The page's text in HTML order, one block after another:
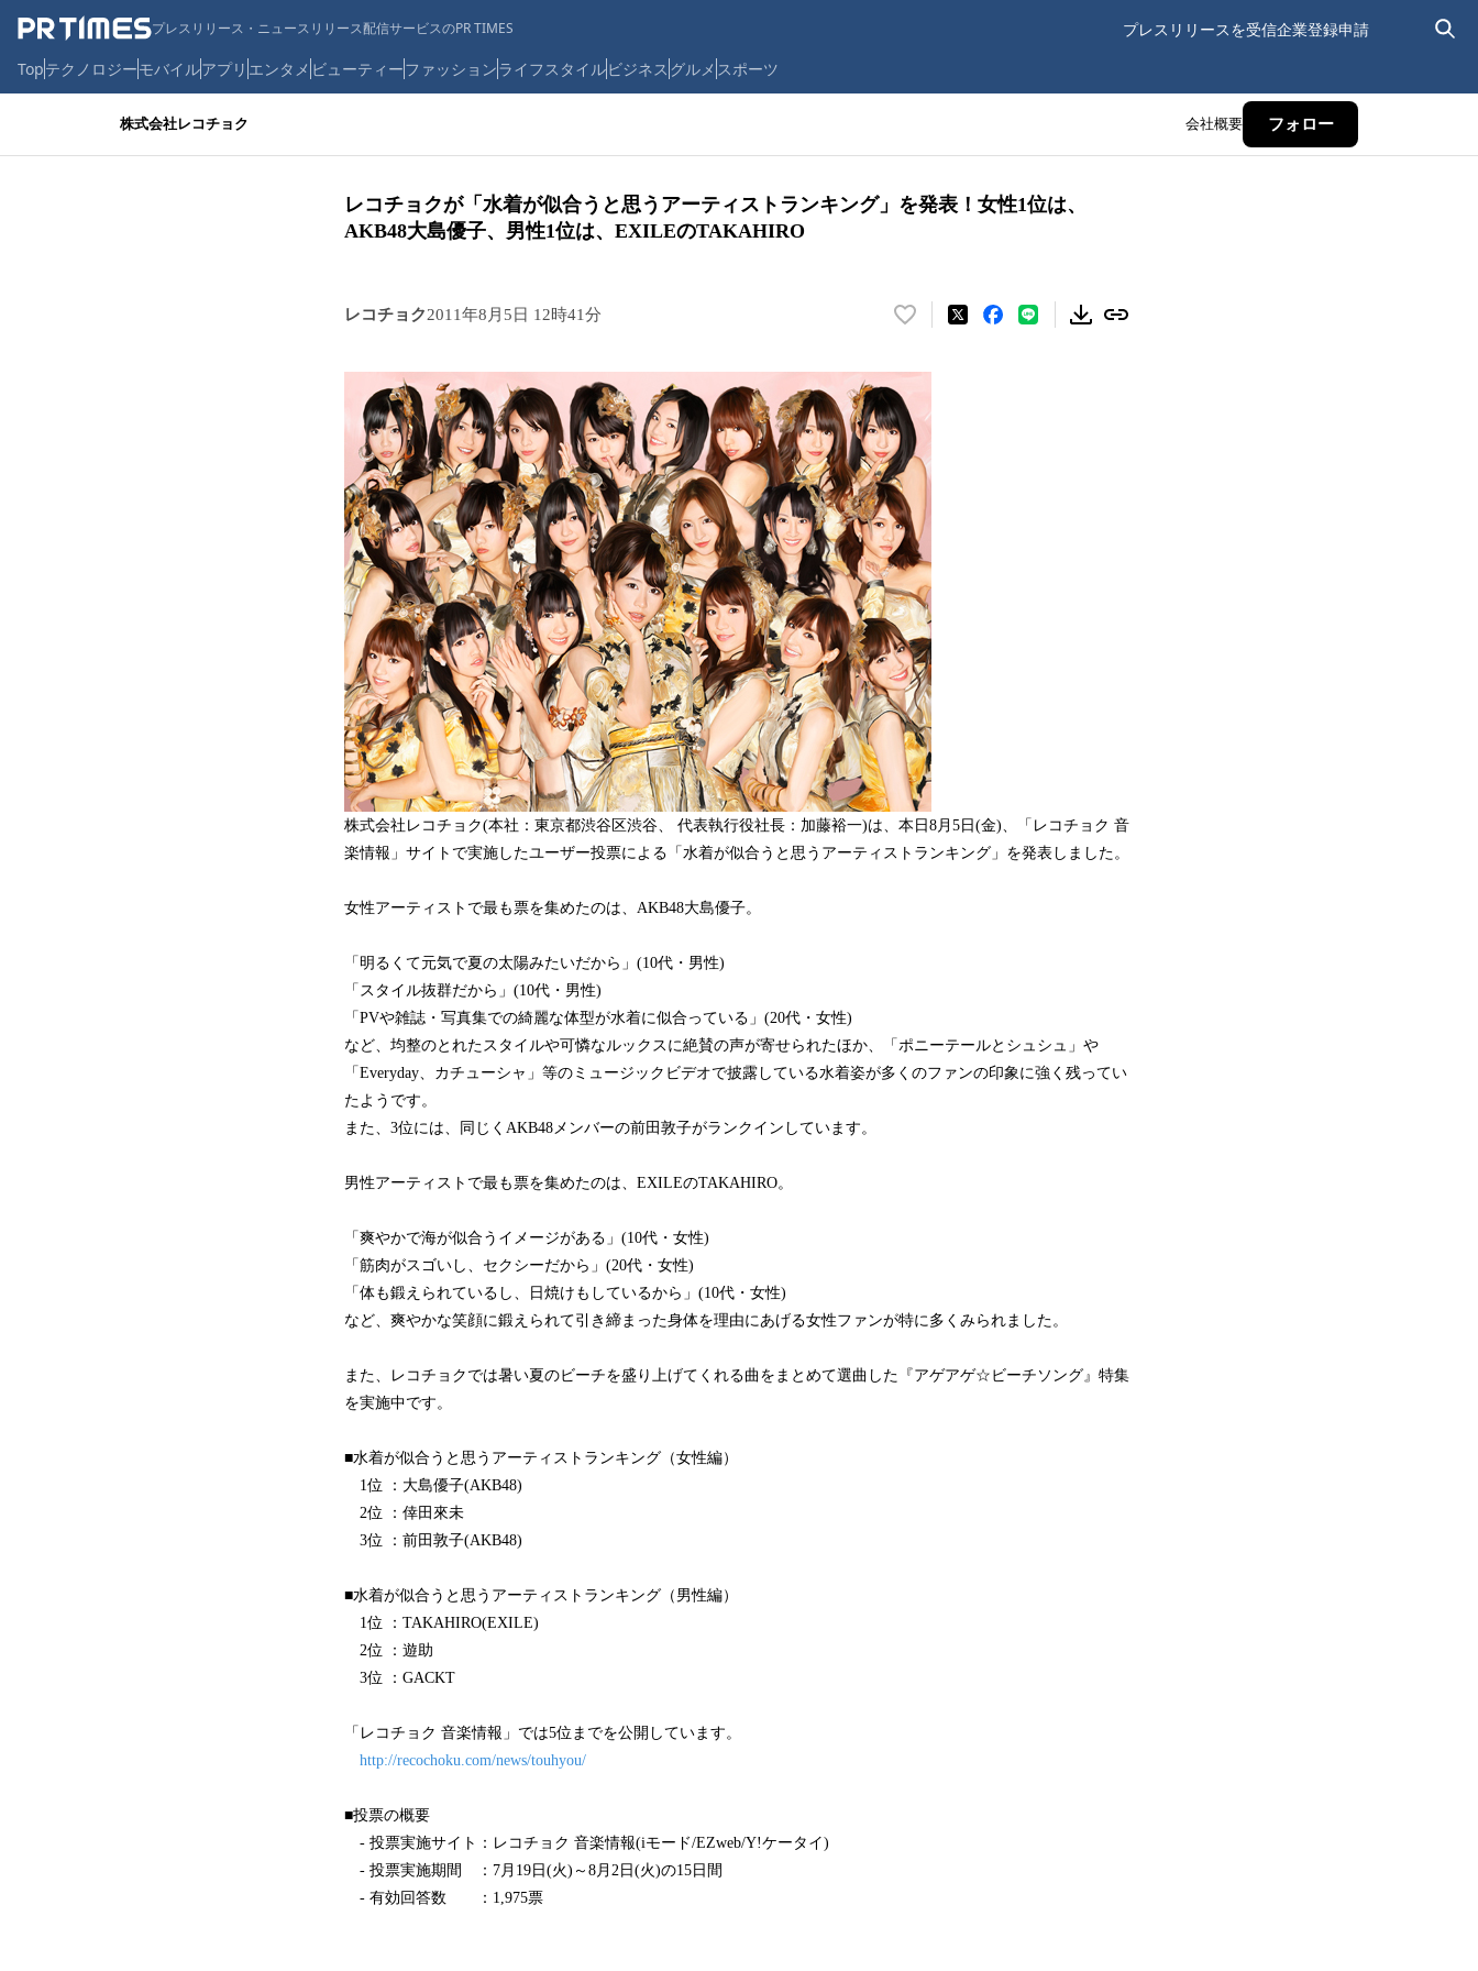
プレスリリース・ニュースリリース配信サービスのPR TIMES プレスリリースを受信企業登録申請
Topテクノロジーモバイルアプリ エンタメ ビューティーファッションライフスタイルビジネス グルメ スポーツ
株式会社レコチョク 会社概要 フォロー
レコチョクが「水着が似合うと思うアーティストランキング」を発表！女性1位は、
AKB48大島優子、男性1位は、EXILEのTAKAHIRO
レコチョク2011年8月5日 12時41分
い
ね
数
を
読
込
み
中
で
す
株式会社レコチョク(本社：東京都渋谷区渋谷、 代表執行役社長：加藤裕一)は、本日8月5日(金)、「レコチョク 音
楽情報」サイトで実施したユーザー投票による「水着が似合うと思うアーティストランキング」を発表しました。
女性アーティストで最も票を集めたのは、AKB48大島優子。
「明るくて元気で夏の太陽みたいだから」(10代・男性)
「スタイル抜群だから」(10代・男性)
「PVや雑誌・写真集での綺麗な体型が水着に似合っている」(20代・女性)
など、均整のとれたスタイルや可憐なルックスに絶賛の声が寄せられたほか、「ポニーテールとシュシュ」や
「Everyday、カチューシャ」等のミュージックビデオで披露している水着姿が多くのファンの印象に強く残ってい
たようです。
また、3位には、同じくAKB48メンバーの前田敦子がランクインしています。
男性アーティストで最も票を集めたのは、EXILEのTAKAHIRO。
「爽やかで海が似合うイメージがある」(10代・女性)
「筋肉がスゴいし、セクシーだから」(20代・女性)
「体も鍛えられているし、日焼けもしているから」(10代・女性)
など、爽やかな笑顔に鍛えられて引き締まった身体を理由にあげる女性ファンが特に多くみられました。
また、レコチョクでは暑い夏のビーチを盛り上げてくれる曲をまとめて選曲した『アゲアゲ☆ビーチソング』特集
を実施中です。
■水着が似合うと思うアーティストランキング（女性編）
1位 ：大島優子(AKB48)
2位 ：倖田來未
3位 ：前田敦子(AKB48)
■水着が似合うと思うアーティストランキング（男性編）
1位 ：TAKAHIRO(EXILE)
2位 ：遊助
3位 ：GACKT
「レコチョク 音楽情報」では5位までを公開しています。
http://recochoku.com/news/touhyou/
■投票の概要
- 投票実施サイト：レコチョク 音楽情報(iモード/EZweb/Y!ケータイ)
- 投票実施期間 ：7月19日(火)～8月2日(火)の15日間
- 有効回答数 ：1,975票